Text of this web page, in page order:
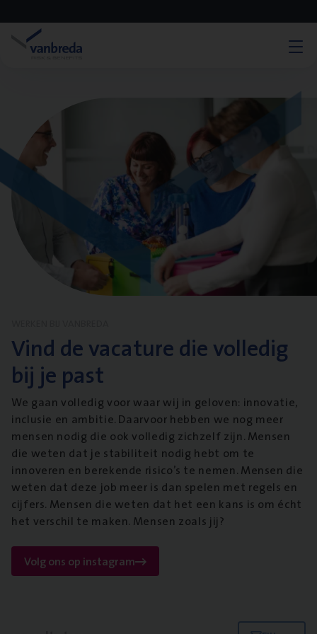
Vind de vacature die volledig
bij je past
We gaan volledig voor waar wij in geloven: innovatie,
inclusie en ambitie. Daarvoor hebben we nog meer
mensen nodig die ook volledig zichzelf zijn. Mensen
die weten dat je stabiliteit nodig hebt om te
innoveren en berekende risico’s te nemen. Mensen die
weten dat deze job meer is dan spelen met regels en
cijfers. Mensen die weten dat het een kans is om écht
het verschil te maken. Mensen zoals jij?
Volg ons op instagram